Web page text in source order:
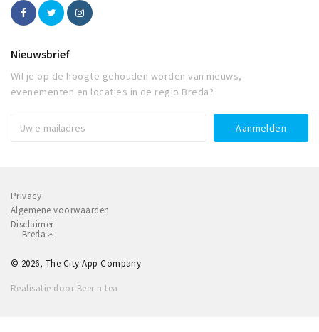
Nieuwsbrief
Wil je op de hoogte gehouden worden van nieuws,
evenementen en locaties in de regio Breda?
Privacy
Algemene voorwaarden
Disclaimer
Breda
© 2026, The City App Company
Realisatie door Beer n tea